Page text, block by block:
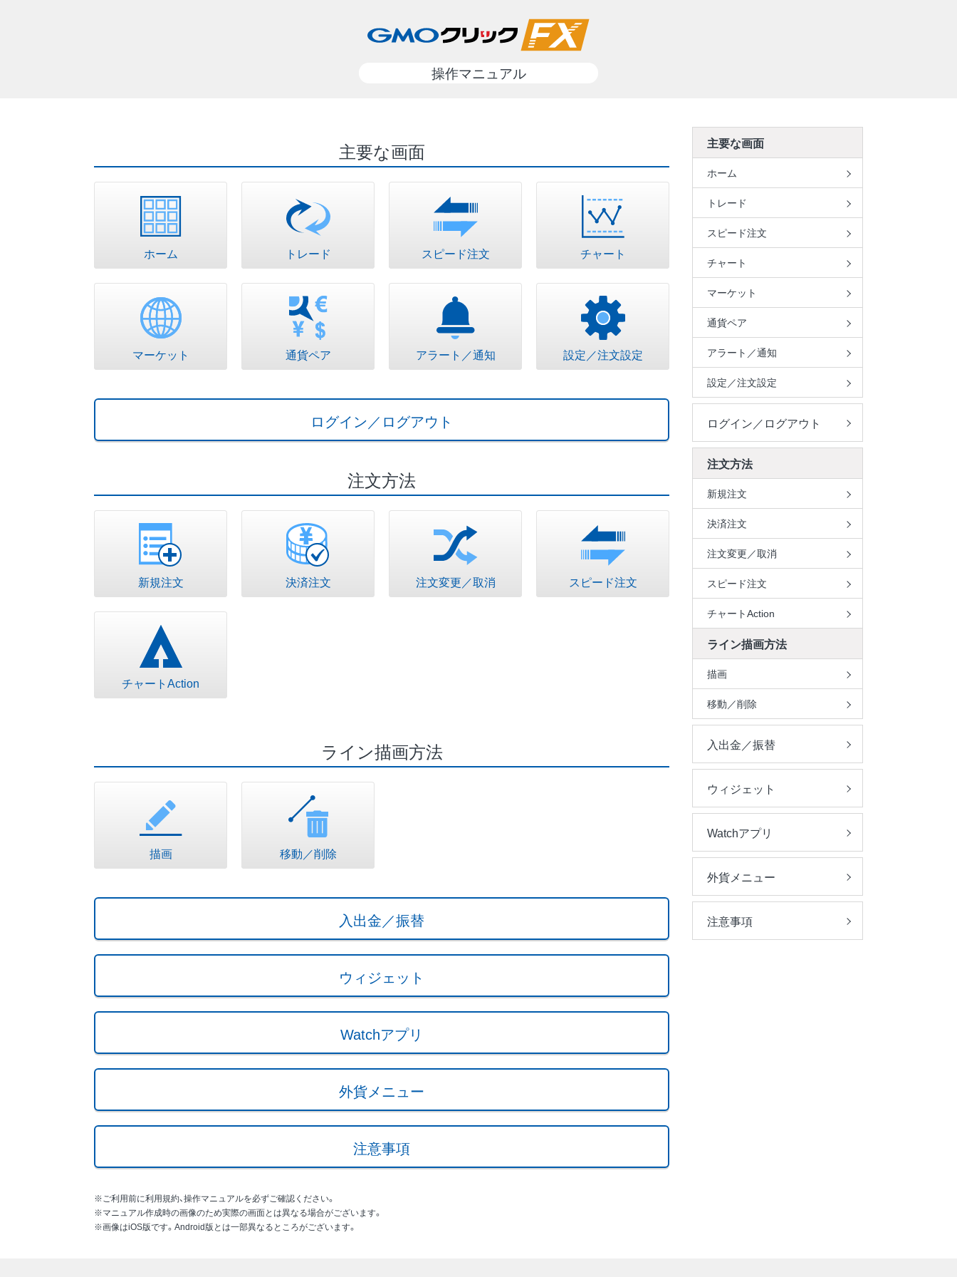
操作マニュアル
主要な画面
ホーム トレード スピード注文 チャート
マーケット 通貨ペア アラート／通知 設定／注文設定
ログイン／ログアウト
注文方法
新規注文 決済注文 注文変更／取消 スピード注文
チャートAction
ライン描画方法
描画 移動／削除
入出金／振替
ウィジェット
Watchアプリ
外貨メニュー
注意事項
※ご利用前に利用規約、操作マニュアルを必ずご確認ください。
※マニュアル作成時の画像のため実際の画面とは異なる場合がございます。
※画像はiOS版です。Android版とは一部異なるところがございます。
主要な画面
ホーム
トレード
スピード注文
チャート
マーケット
通貨ペア
アラート／通知
設定／注文設定
ログイン／ログアウト
注文方法
新規注文
決済注文
注文変更／取消
スピード注文
チャートAction
ライン描画方法
描画
移動／削除
入出金／振替
ウィジェット
Watchアプリ
外貨メニュー
注意事項